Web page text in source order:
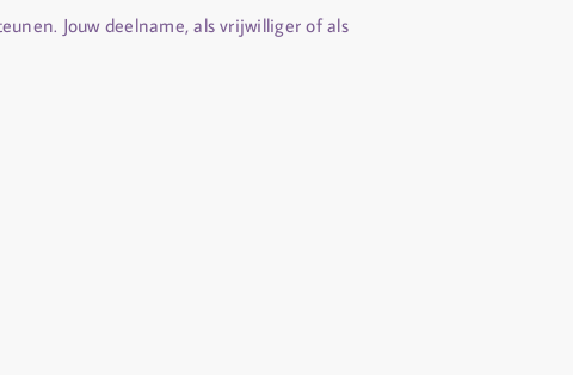
Jouw deelname, als vrijwilliger of als